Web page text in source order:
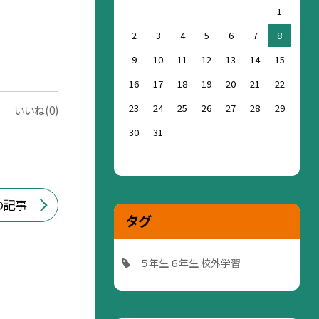
いいね(0)
事
1
2
3 4 5 6 7
8
9
10 11 12 13 14
15
16
17 18 19 20 21
22
23
24 25 26 27 28
29
30
31
タグ
５年生 ６年生 校外学習